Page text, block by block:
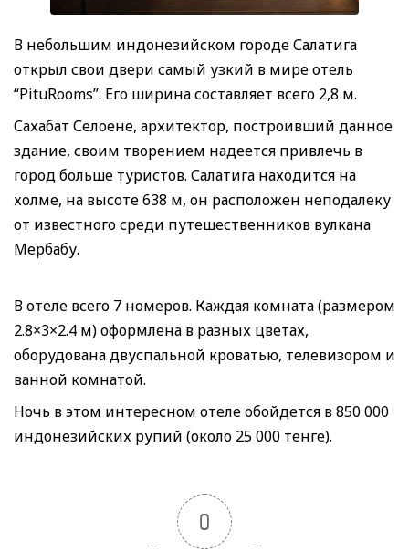
В небольшим индонезийском городе Салатига
открыл свои двери самый узкий в мире отель
“PituRooms”. Его ширина составляет всего 2,8 м.
Сахабат Селоене, архитектор, построивший данное
здание, своим творением надеется привлечь в
город больше туристов. Салатига находится на
холме, на высоте 638 м, он расположен неподалеку
от известного среди путешественников вулкана
Мербабу.
В отеле всего 7 номеров. Каждая комната (размером
2.8×3×2.4 м) оформлена в разных цветах,
оборудована двуспальной кроватью, телевизором и
ванной комнатой.
Ночь в этом интересном отеле обойдется в 850 000
индонезийских рупий (около 25 000 тенге).
0